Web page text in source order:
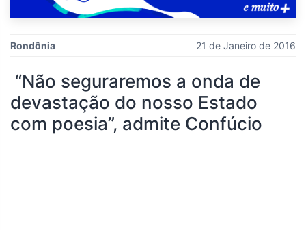
Rondônia 21 de Janeiro de 2016
“Não seguraremos a onda de
devastação do nosso Estado
com poesia”, admite Confúcio